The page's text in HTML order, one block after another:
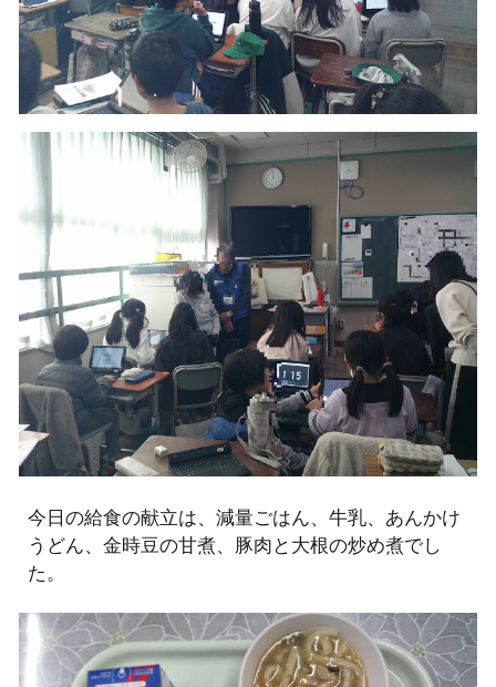
今日の給食の献立は、減量ごはん、牛乳、あんかけ
うどん、金時豆の甘煮、豚肉と大根の炒め煮でし
た。